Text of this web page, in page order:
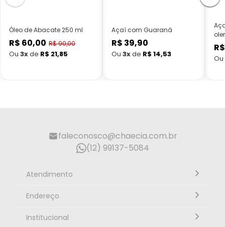
Óleo de Abacate 250 ml
Preço
promocional
R$ 60,00
Preço
normal
R$ 90,00
Ou 3xde R$ 21,85
Açaí com Guaraná
Preço
normal
R$ 39,90
Ou 3xde R$ 14,53 Ou
faleconosco@chaecia.com.br
(12) 99137-5084
Atendimento
Endereço
Jacareí - SP CEP: 12301-080
Institucional